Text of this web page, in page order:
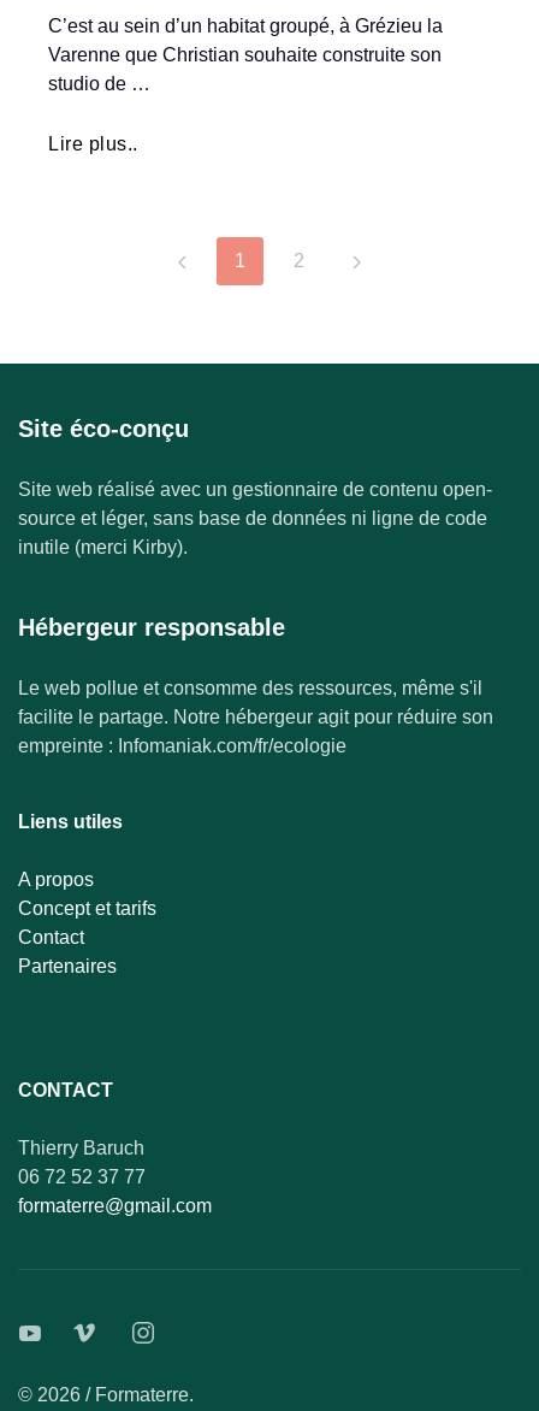
C’est au sein d’un habitat groupé, à Grézieu la
Varenne que Christian souhaite construite son
studio de …
Lire plus..
1 2
Site éco-conçu
Site web réalisé avec un gestionnaire de contenu open-
source et léger, sans base de données ni ligne de code
inutile (merci Kirby).
Hébergeur responsable
Le web pollue et consomme des ressources, même s'il
facilite le partage. Notre hébergeur agit pour réduire son
empreinte : Infomaniak.com/fr/ecologie
Liens utiles
A propos
Concept et tarifs
Contact
Partenaires
CONTACT
Thierry Baruch
06 72 52 37 77
formaterre@gmail.com
© 2026 / Formaterre.